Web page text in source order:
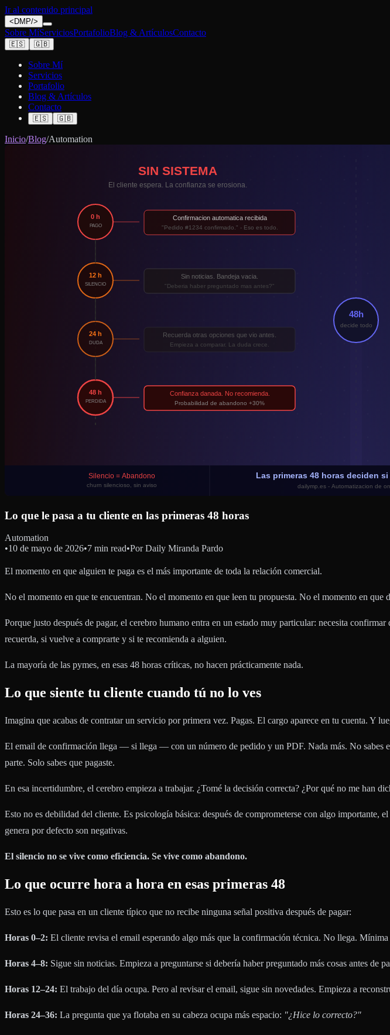
Ir al contenido principal
< DMP/>
Sobre MíServiciosPortafolioBlog & ArtículosContacto
🇪🇸 🇬🇧
Sobre Mí
Servicios
Portafolio
Blog & Artículos
Contacto
🇪🇸 🇬🇧
Inicio/Blog/Automation
Lo que le pasa a tu cliente en las primeras 48 horas
Automation
•10 de mayo de 2026•7 min read•Por Daily Miranda Pardo
El momento en que alguien te paga es el más importante de toda la relación comercial.
No el momento en que te encuentran. No el momento en que leen tu propuesta. No el momento en que
Porque justo después de pagar, el cerebro humano entra en un estado muy particular: necesita
recuerda, si vuelve a comprarte y si te recomienda a alguien.
La mayoría de las pymes, en esas 48 horas críticas, no hacen prácticamente nada.
Lo que siente tu cliente cuando tú no lo ves
Imagina que acabas de contratar un servicio por primera vez. Pagas. El cargo aparece en tu cuenta. Y
El email de confirmación llega — si llega — con un número de pedido y un PDF. Nada más. No sabes
parte. Solo sabes que pagaste.
En esa incertidumbre, el cerebro empieza a trabajar. ¿Tomé la decisión correcta? ¿Por qué no me han
Esto no es debilidad del cliente. Es psicología básica: después de comprometerse con algo importante,
genera por defecto son negativas.
El silencio no se vive como eficiencia. Se vive como abandono.
Lo que ocurre hora a hora en esas primeras 48
Esto es lo que pasa en un cliente típico que no recibe ninguna señal positiva después de pagar:
Horas 0–2: El cliente revisa el email esperando algo más que la confirmación técnica. No llega.
Horas 4–8: Sigue sin noticias. Empieza a preguntarse si debería haber preguntado más cosas antes de
Horas 12–24: El trabajo del día ocupa. Pero al revisar el email, sigue sin novedades. Empieza a
Horas 24–36: La pregunta que ya flotaba en su cabeza ocupa más espacio: "¿Hice lo correcto?"